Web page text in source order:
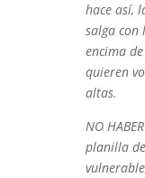
hace así,
salga con
encima
quieren
altas.
NO
planilla